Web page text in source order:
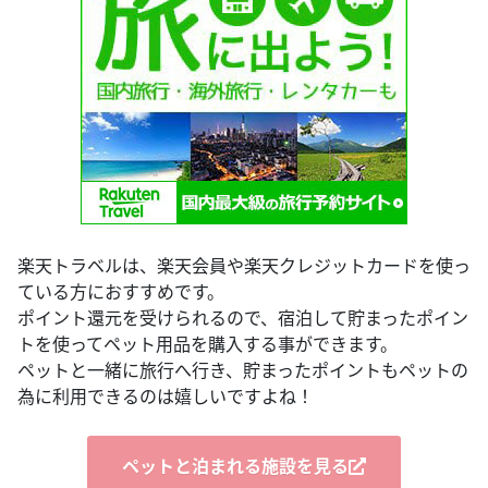
楽天トラベルは、楽天会員や楽天クレジットカードを使っ
ている方におすすめです。
ポイント還元を受けられるので、宿泊して貯まったポイン
トを使ってペット用品を購入する事ができます。
ペットと一緒に旅行へ行き、貯まったポイントもペットの
為に利用できるのは嬉しいですよね！
ペットと泊まれる施設を見る